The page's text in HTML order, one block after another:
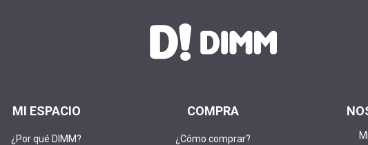
MI ESPACIO
¿Por qué DIMM?
COMPRA
¿Cómo comprar?